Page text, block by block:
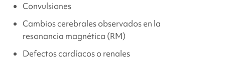
Convulsiones
Cambios cerebrales observados en la
resonancia magnética (RM)
Defectos cardíacos o renales